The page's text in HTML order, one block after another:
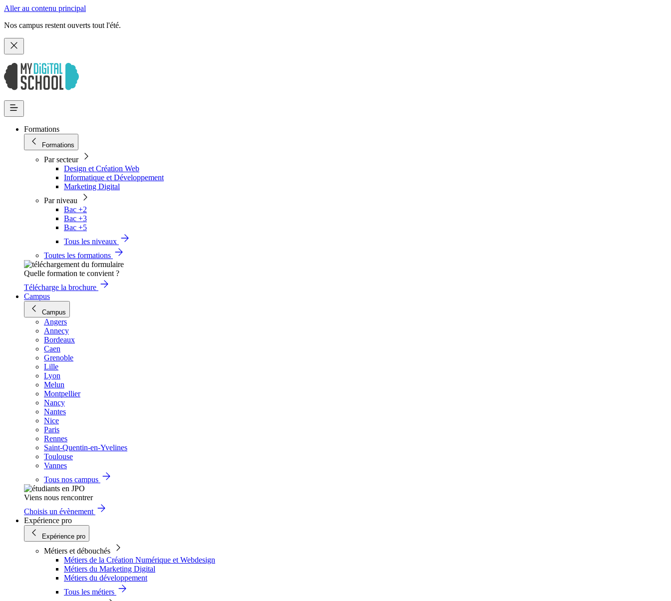
Aller au contenu principal
Nos campus restent ouverts tout l'été.
Formations
Formations
Par secteur
Design et Création Web
Informatique et Développement
Marketing Digital
Par niveau
Bac +2
Bac +3
Bac +5
Tous les niveaux
Toutes les formations
Quelle formation te convient ?
Télécharge la brochure
Campus
Campus
Angers
Annecy
Bordeaux
Caen
Grenoble
Lille
Lyon
Melun
Montpellier
Nancy
Nantes
Nice
Paris
Rennes
Saint-Quentin-en-Yvelines
Toulouse
Vannes
Tous nos campus
Viens nous rencontrer
Choisis un évènement
Expérience pro
Expérience pro
Métiers et débouchés
Métiers de la Création Numérique et Webdesign
Métiers du Marketing Digital
Métiers du développement
Tous les métiers